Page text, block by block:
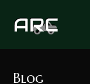
Blog